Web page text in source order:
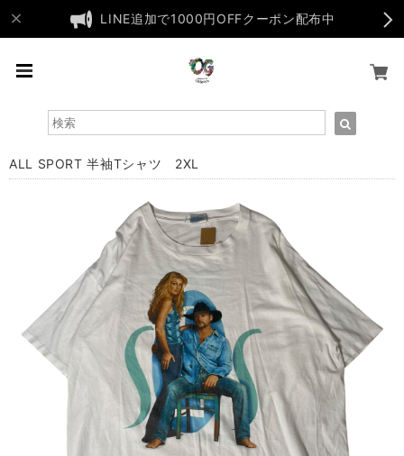
LINE追加で1000円OFFクーポン配布中
ALL SPORT 半袖Tシャツ 2XL